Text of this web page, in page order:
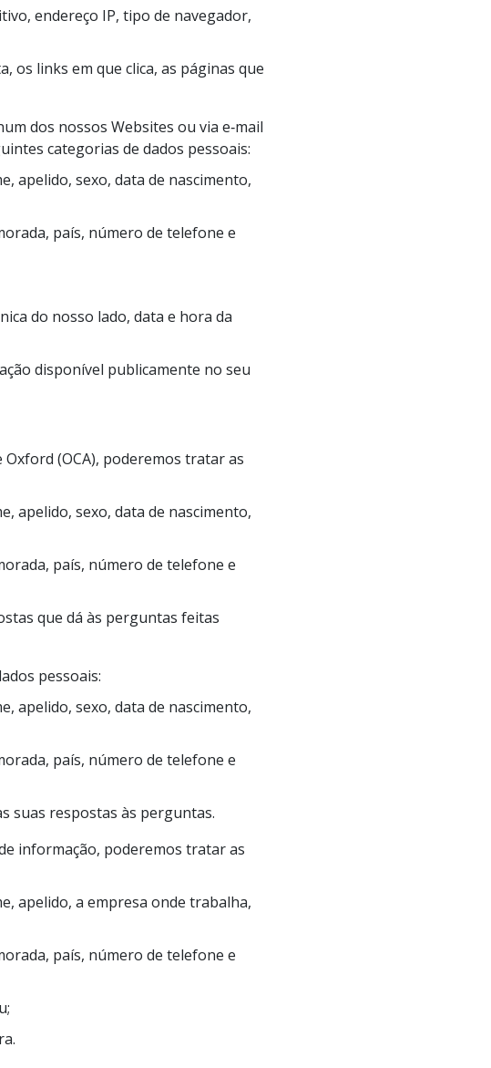
endereço IP, tipo de navegador,
os links em que clica, as páginas que
dos nossos Websites ou via e‑mail
categorias de dados pessoais:
apelido, sexo, data de nascimento,
país, número de telefone e
do nosso lado, data e hora da
disponível publicamente no seu
(OCA), poderemos tratar as
apelido, sexo, data de nascimento,
país, número de telefone e
que dá às perguntas feitas
pessoais:
apelido, sexo, data de nascimento,
país, número de telefone e
suas respostas às perguntas.
informação, poderemos tratar as
apelido, a empresa onde trabalha,
país, número de telefone e